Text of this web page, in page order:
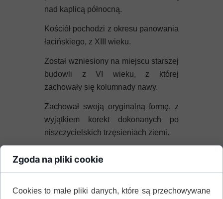
Symi
Thasos
Lanzarote
nad kaplicą północną.
Kościół pochodzi z okresu panowania
łacińskiego, z XIII wieku.
Został wzniesiony na miejscu starszej
budowli z VI wieku, z której
zachowały się kolumnady nawy.
Zachował swoją oryginalną formę, z
wyjątkiem korekt dokonanych po
niszczycielskich trzęsieniach ziemi.
kościoła jest centralna apsyda, z jej
rzeźbiarską.
Zgoda na pliki cookie
Cookies to małe pliki danych, które są przechowywane